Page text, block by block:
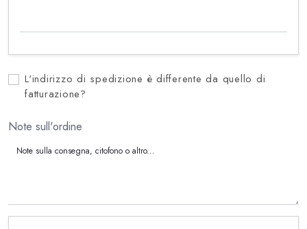
L'indirizzo di spedizione è differente da quello di
fatturazione?
Note sull'ordine